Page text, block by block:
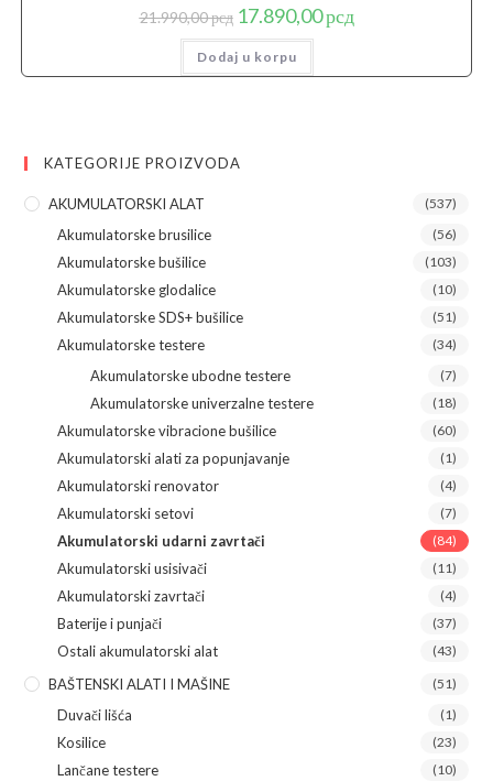
21.990,00рсд Originalna
cena
je
bila:
21.990,00 рсд.
17.890,00рсдTrenutna
cena
Dodaj u korpu
KATEGORIJE PROIZVODA
AKUMULATORSKI ALAT (537)
Akumulatorske brusilice (56)
Akumulatorske bušilice (103)
Akumulatorske glodalice (10)
Akumulatorske SDS+ bušilice (51)
Akumulatorske testere (34)
Akumulatorske ubodne testere (7)
Akumulatorske univerzalne testere (18)
Akumulatorske vibracione bušilice (60)
Akumulatorski alati za popunjavanje (1)
Akumulatorski renovator (4)
Akumulatorski setovi (7)
Akumulatorski udarni zavrtači (84)
Akumulatorski usisivači (11)
Akumulatorski zavrtači (4)
Baterije i punjači (37)
Ostali akumulatorski alat (43)
BAŠTENSKI ALATI I MAŠINE (51)
Duvači lišća (1)
Kosilice (23)
Lančane testere (10)